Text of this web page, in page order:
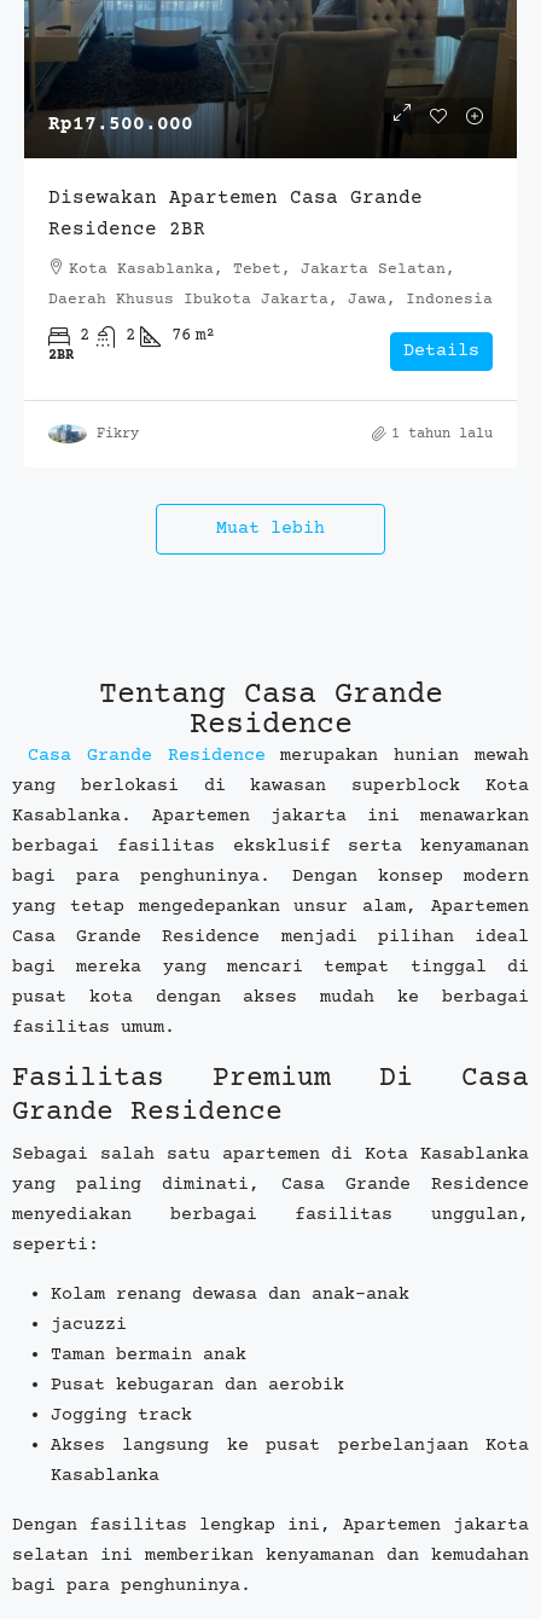
Rp17.500.000
Disewakan Apartemen Casa Grande
Residence 2BR
Kota Kasablanka, Tebet, Jakarta Selatan,
Daerah Khusus Ibukota Jakarta, Jawa, Indonesia
2 2 76 m²
2BR Details
Fikry 1 tahun lalu
Muat lebih
Tentang Casa Grande
Residence
Casa Grande Residence merupakan hunian mewah
yang berlokasi di kawasan superblock Kota
Kasablanka. Apartemen jakarta ini menawarkan
berbagai fasilitas eksklusif serta kenyamanan
bagi para penghuninya. Dengan konsep modern
yang tetap mengedepankan unsur alam, Apartemen
Casa Grande Residence menjadi pilihan ideal
bagi mereka yang mencari tempat tinggal di
pusat kota dengan akses mudah ke berbagai
fasilitas umum.
Fasilitas Premium Di Casa
Grande Residence
Sebagai salah satu apartemen di Kota Kasablanka
yang paling diminati, Casa Grande Residence
menyediakan berbagai fasilitas unggulan,
seperti:
Kolam renang dewasa dan anak-anak
jacuzzi
Taman bermain anak
Pusat kebugaran dan aerobik
Jogging track
Akses langsung ke pusat perbelanjaan Kota
Kasablanka
Dengan fasilitas lengkap ini, Apartemen jakarta
selatan ini memberikan kenyamanan dan kemudahan
bagi para penghuninya.